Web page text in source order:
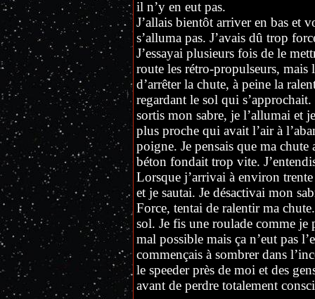
il n’y en eut pas.
J’allais bientôt arriver en bas et
s’alluma pas. J’avais dû trop
J’essayai plusieurs fois de le
route les rétro-propulseurs, mais
d’arrêter la chute, à peine la
regardant le sol qui
sortis mon sabre, je l’allumai et
plus proche qui avait l’air à
poigne. Je pensais que ma
béton fondait trop vite.
Lorsque j’arrivai à environ
et je sautai. Je désactivai mon
Force, tentai de ralentir ma
sol. Je fis une roulade comme je
mal possible mais ça n’eut pas
commençais à sombrer dans
le speeder près de moi et des
avant de perdre totalement